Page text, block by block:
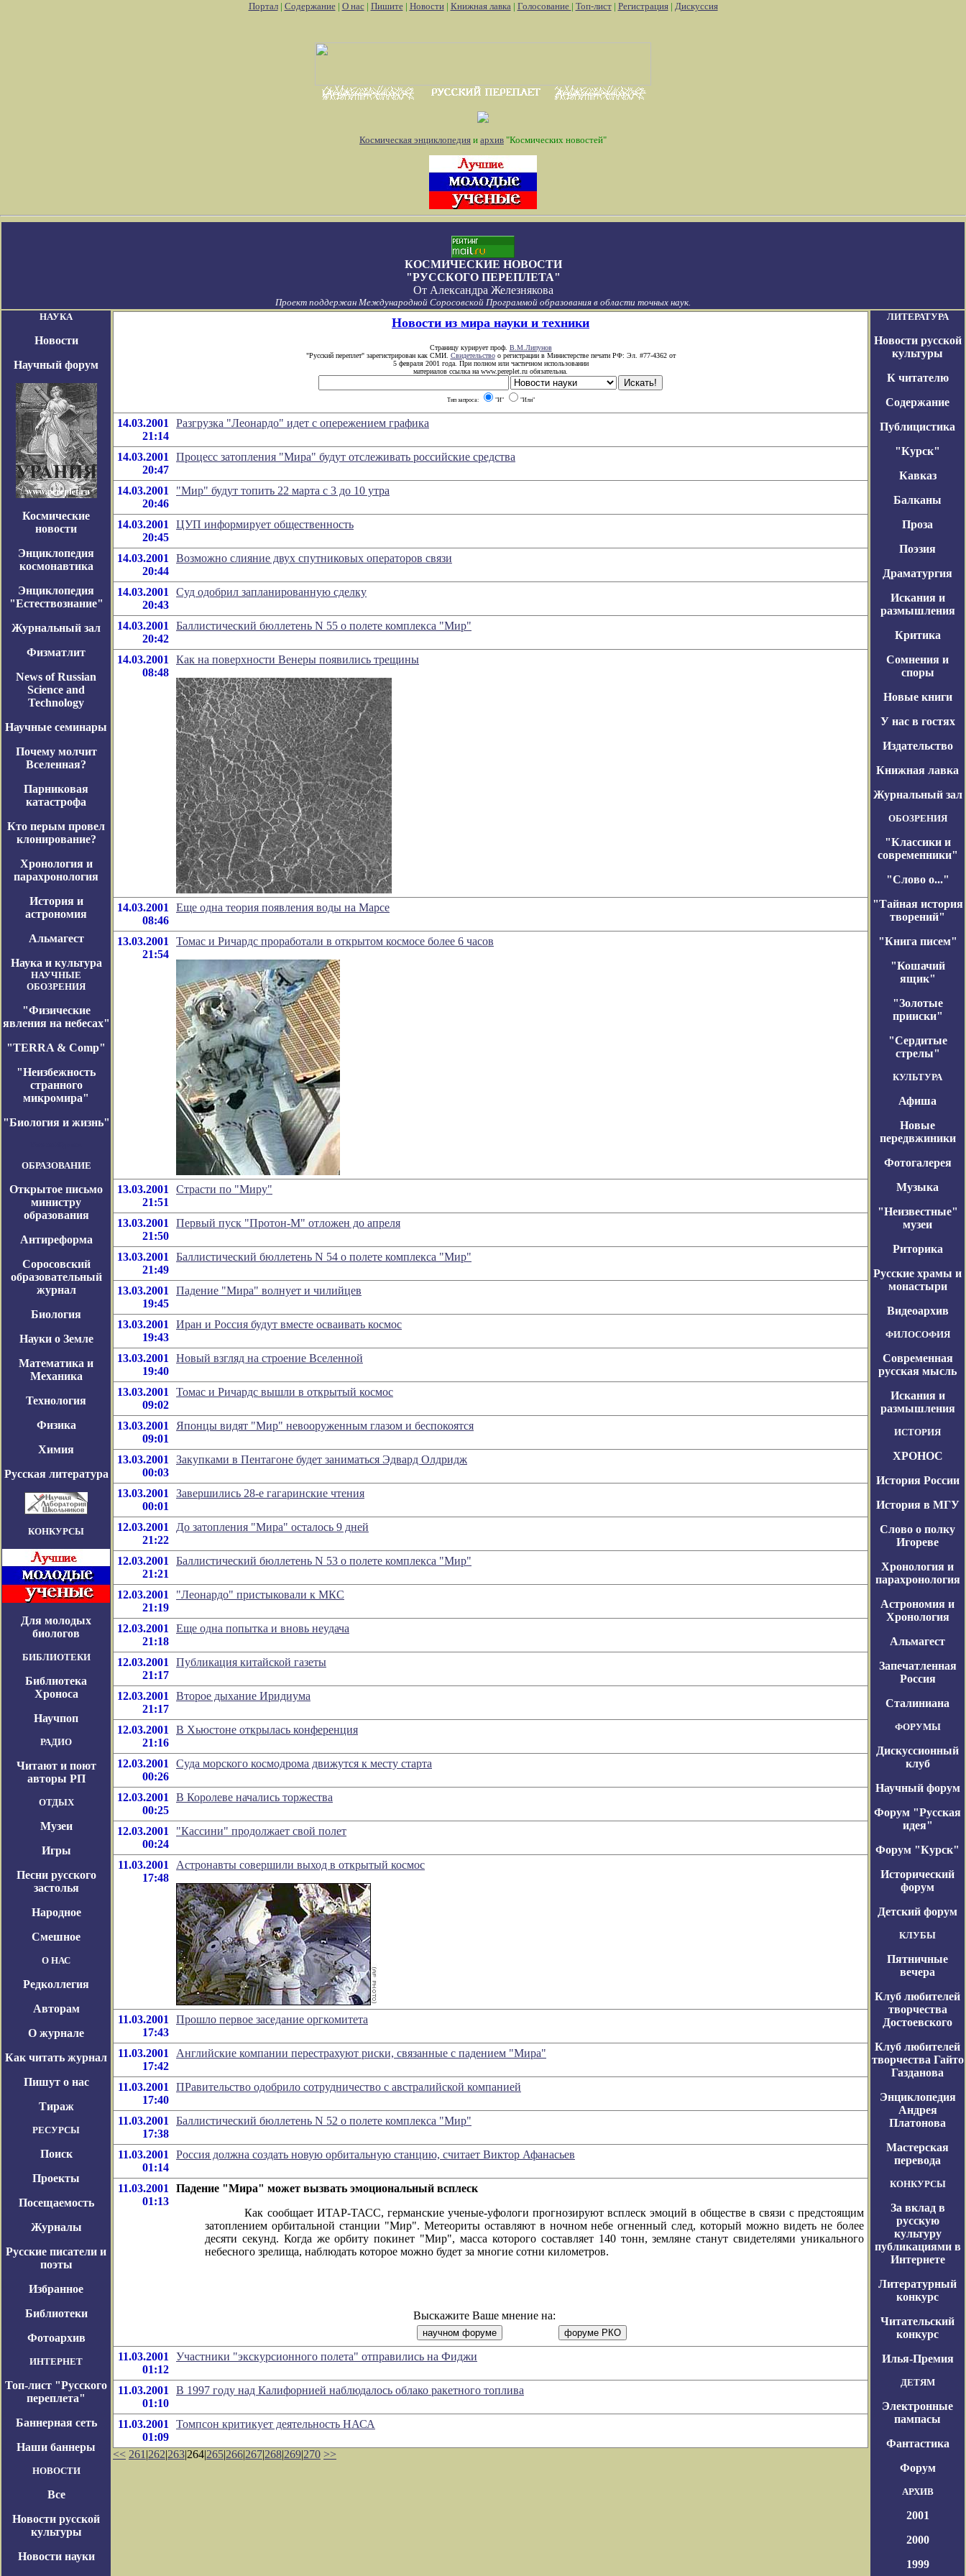
Портал| Содержание| О нас| Пишите| Новости| Книжная лавка| Голосование | Топ-лист| Регистрация| Дискуссия
Космическая энциклопедия и архив "Космических новостей"
КОСМИЧЕСКИЕ НОВОСТИ
"РУССКОГО ПЕРЕПЛЕТА"
От Александра Железнякова
Проект поддержан Международной Соросовской Программой образования в области точных наук.
НАУКА
Новости
Научный форум
Космические
новости
Энциклопедия
космонавтика
Энциклопедия
"Естествознание"
Журнальный зал
Физматлит
News of Russian
Science and
Technology
Научные семинары
Почему молчит
Вселенная?
Парниковая
катастрофа
Кто перым провел
клонирование?
Хронология и
парахронология
История и
астрономия
Альмагест
Наука и культура
НАУЧНЫЕ
ОБОЗРЕНИЯ
"Физические
явления на небесах"
"TERRA & Comp"
"Неизбежность
странного
микромира"
"Биология и жизнь"
ОБРАЗОВАНИЕ
Открытое письмо
министру
образования
Антиреформа
Соросовский
образовательный
журнал
Биология
Науки о Земле
Математика и
Механика
Технология
Физика
Химия
Русская литература
КОНКУРСЫ
Для молодых
биологов
БИБЛИОТЕКИ
Библиотека
Хроноса
Научпоп
РАДИО
Читают и поют
авторы РП
ОТДЫХ
Музеи
Игры
Песни русского
застолья
Народное
Смешное
О НАС
Редколлегия
Авторам
О журнале
Как читать журнал
Пишут о нас
Тираж
РЕСУРСЫ
Поиск
Проекты
Посещаемость
Журналы
Русские писатели и
поэты
Избранное
Библиотеки
Фотоархив
ИНТЕРНЕТ
Топ-лист "Русского
переплета"
Баннерная сеть
Наши баннеры
НОВОСТИ
Все
Новости русской
культуры
Новости науки
Новости из мира науки и техники
Страницу курирует проф. В.М.Липунов
"Русский переплет" зарегистрирован как СМИ. Свидетельствоо регистрации в Министерстве печати РФ: Эл. #77-4362 от
5 февраля 2001 года. При полном или частичном использовании
материалов ссылка на www.pereplet.ru обязательна.
Тип запроса: "И" "Или"
14.03.2001
21:14
Разгрузка "Леонардо" идет с опережением графика
14.03.2001
20:47
Процесс затопления "Мира" будут отслеживать российские средства
14.03.2001
20:46
"Мир" будут топить 22 марта с 3 до 10 утра
14.03.2001
20:45
ЦУП информирует общественность
14.03.2001
20:44
Возможно слияние двух спутниковых операторов связи
14.03.2001
20:43
Суд одобрил запланированную сделку
14.03.2001
20:42
Баллистический бюллетень N 55 о полете комплекса "Мир"
14.03.2001
08:48
Как на поверхности Венеры появились трещины
14.03.2001
08:46
Еще одна теория появления воды на Марсе
13.03.2001
21:54
Томас и Ричардс проработали в открытом космосе более 6 часов
13.03.2001
21:51
Страсти по "Миру"
13.03.2001
21:50
Первый пуск "Протон-М" отложен до апреля
13.03.2001
21:49
Баллистический бюллетень N 54 о полете комплекса "Мир"
13.03.2001
19:45
Падение "Мира" волнует и чилийцев
13.03.2001
19:43
Иран и Россия будут вместе осваивать космос
13.03.2001
19:40
Новый взгляд на строение Вселенной
13.03.2001
09:02
Томас и Ричардс вышли в открытый космос
13.03.2001
09:01
Японцы видят "Мир" невооруженным глазом и беспокоятся
13.03.2001
00:03
Закупками в Пентагоне будет заниматься Эдвард Олдридж
13.03.2001
00:01
Завершились 28-е гагаринские чтения
12.03.2001
21:22
До затопления "Мира" осталось 9 дней
12.03.2001
21:21
Баллистический бюллетень N 53 о полете комплекса "Мир"
12.03.2001
21:19
"Леонардо" пристыковали к МКС
12.03.2001
21:18
Еще одна попытка и вновь неудача
12.03.2001
21:17
Публикация китайской газеты
12.03.2001
21:17
Второе дыхание Иридиума
12.03.2001
21:16
В Хьюстоне открылась конференция
12.03.2001
00:26
Суда морского космодрома движутся к месту старта
12.03.2001
00:25
В Королеве начались торжества
12.03.2001
00:24
"Кассини" продолжает свой полет
11.03.2001
17:48
Астронавты совершили выход в открытый космос
11.03.2001
17:43
Прошло первое заседание оргкомитета
11.03.2001
17:42
Английские компании перестрахуют риски, связанные с падением "Мира"
11.03.2001
17:40
ПРавительство одобрило сотрудничество с австралийской компанией
11.03.2001
17:38
Баллистический бюллетень N 52 о полете комплекса "Мир"
11.03.2001
01:14
Россия должна создать новую орбитальную станцию, считает Виктор Афанасьев
11.03.2001
01:13
Падение "Мира" может вызвать эмоциональный всплеск
Как сообщает ИТАР-ТАСС, германские ученые-уфологи прогнозируют всплеск эмоций в обществе в связи с предстоящим
затоплением орбитальной станции "Мир". Метеориты оставляют в ночном небе огненный след, который можно видеть не более
десяти секунд. Когда же орбиту покинет "Мир", масса которого составляет 140 тонн, земляне станут свидетелями уникального
небесного зрелища, наблюдать которое можно будет за многие сотни километров.
Выскажите Ваше мнение на:
11.03.2001
01:12
Участники "экскурсионного полета" отправились на Фиджи
11.03.2001
01:10
В 1997 году над Калифорнией наблюдалось облако ракетного топлива
11.03.2001
01:09
Томпсон критикует деятельность НАСА
<< 261 |262|263|264|265|266|267|268|269|270 >>
ЛИТЕРАТУРА
Новости русской
культуры
К читателю
Содержание
Публицистика
"Курск"
Кавказ
Балканы
Проза
Поэзия
Драматургия
Искания и
размышления
Критика
Сомнения и
споры
Новые книги
У нас в гостях
Издательство
Книжная лавка
Журнальный зал
ОБОЗРЕНИЯ
"Классики и
современники"
"Слово о..."
"Тайная история
творений"
"Книга писем"
"Кошачий
ящик"
"Золотые
прииски"
"Сердитые
стрелы"
КУЛЬТУРА
Афиша
Новые
передвжиники
Фотогалерея
Музыка
"Неизвестные"
музеи
Риторика
Русские храмы и
монастыри
Видеоархив
ФИЛОСОФИЯ
Современная
русская мысль
Искания и
размышления
ИСТОРИЯ
ХРОНОС
История России
История в МГУ
Слово о полку
Игореве
Хронология и
парахронология
Астрономия и
Хронология
Альмагест
Запечатленная
Россия
Сталиниана
ФОРУМЫ
Дискуссионный
клуб
Научный форум
Форум "Русская
идея"
Форум "Курск"
Исторический
форум
Детский форум
КЛУБЫ
Пятничные
вечера
Клуб любителей
творчества
Достоевского
Клуб любителей
творчества Гайто
Газданова
Энциклопедия
Андрея
Платонова
Мастерская
перевода
КОНКУРСЫ
За вклад в
русскую
культуру
публикациями в
Интернете
Литературный
конкурс
Читательский
конкурс
Илья-Премия
ДЕТЯМ
Электронные
пампасы
Фантастика
Форум
АРХИВ
2001
2000
1999